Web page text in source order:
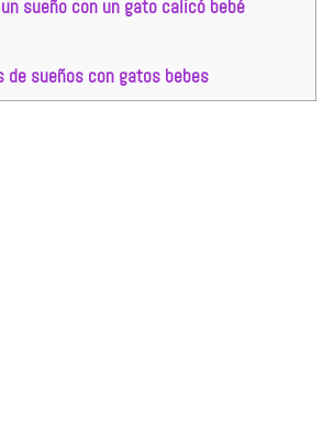
sueño con un gato calicó bebé
de sueños con gatos bebes